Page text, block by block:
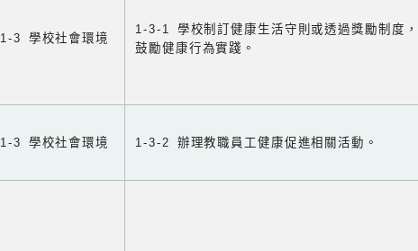
1-3 學校社會環境
1-3-1 學校制訂健康生活守則或透過獎勵制度，
鼓勵健康行為實踐。
1-3 學校社會環境 1-3-2 辦理教職員工健康促進相關活動。